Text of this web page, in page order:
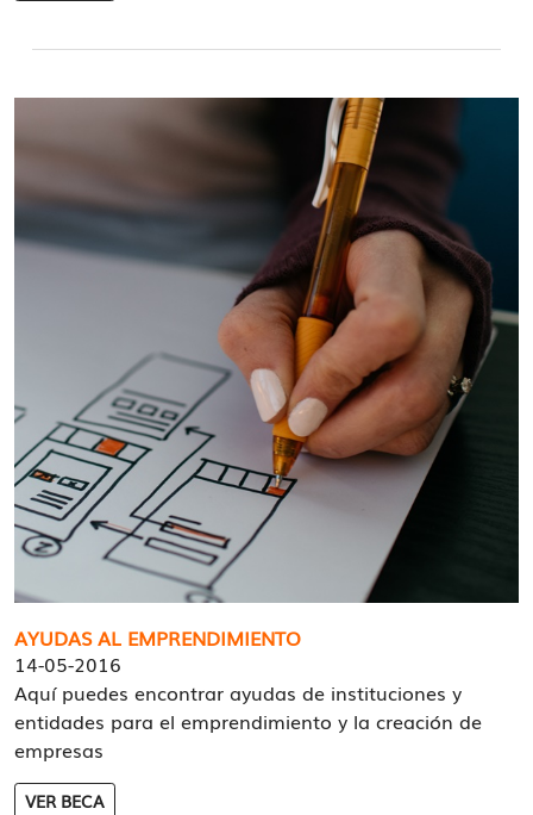
AYUDAS AL EMPRENDIMIENTO
14-05-2016
Aquí puedes encontrar ayudas de instituciones y
entidades para el emprendimiento y la creación de
empresas
VER BECA